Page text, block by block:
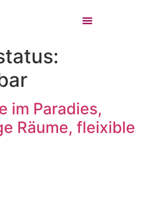
im Paradies,
Räume, fleixible